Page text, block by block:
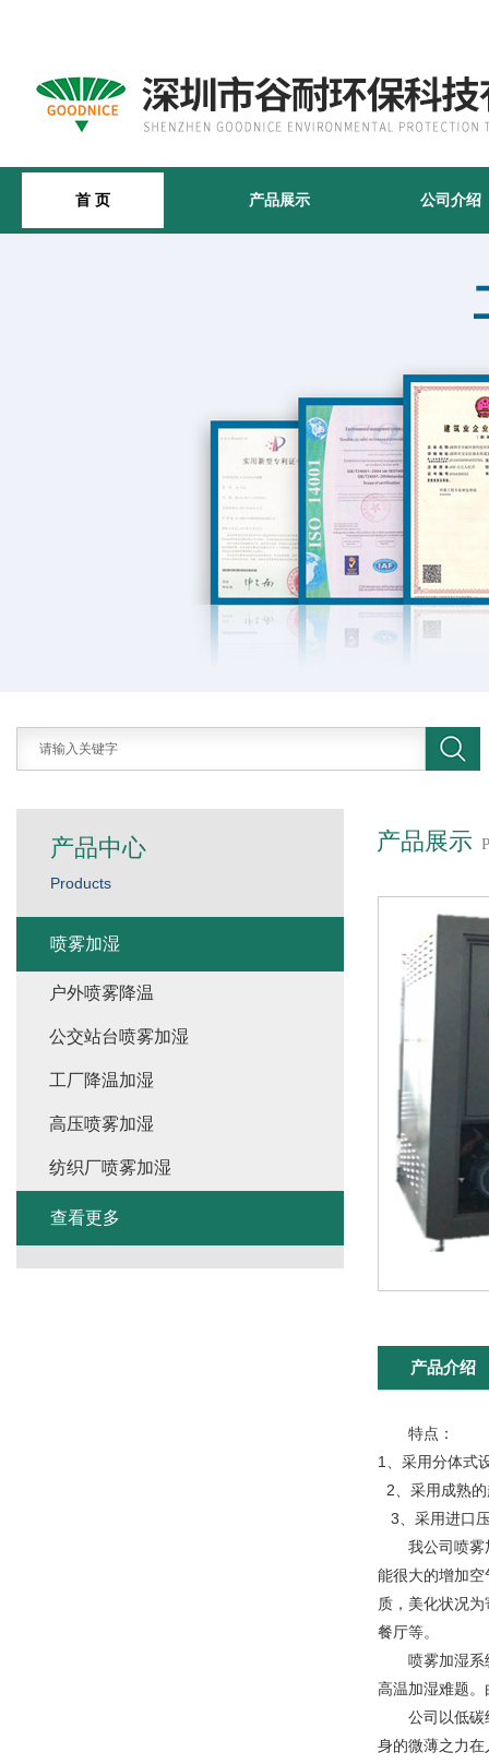
首 页 产品展示 公司介绍
产品展示
产品介绍
特点：
1、采用分体式
2、采用成熟
3、采用进口
我公司喷雾加
能很大的增加
质，美化状况
餐厅等。
喷雾加湿系统
高温加湿难题
公司以低碳经
身的微薄之力
产品中心
Products
喷雾加湿
户外喷雾降温
公交站台喷雾加湿
工厂降温加湿
高压喷雾加湿
纺织厂喷雾加湿
查看更多